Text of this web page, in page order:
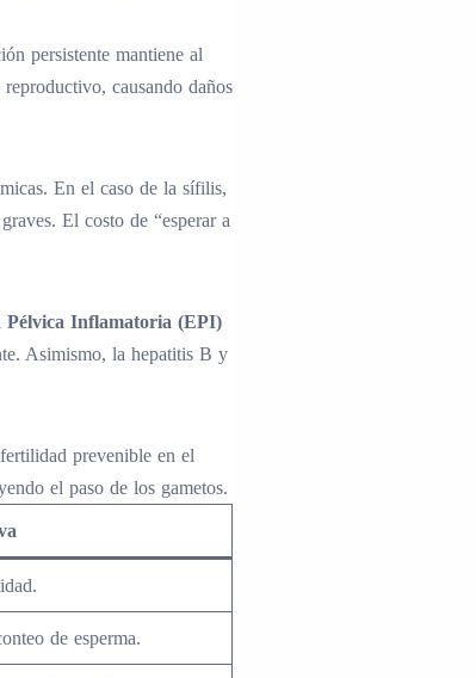
persistente mantiene al
causando daños
En el caso de la sífilis,
El costo de “esperar a
Pélvica Inflamatoria (EPI)
Asimismo, la hepatitis B y
prevenible en el
el paso de los gametos.
de esperma.